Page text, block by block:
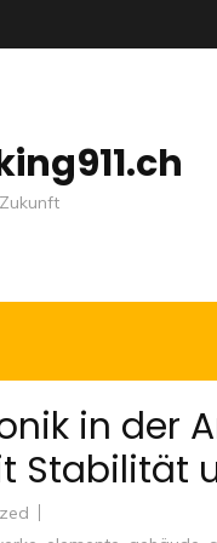
in der
Stabilität